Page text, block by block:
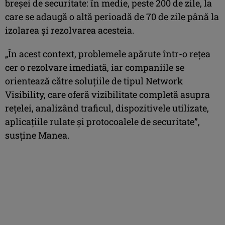
breșei de securitate: în medie, peste 200 de zile, la
care se adaugă o altă perioadă de 70 de zile până la
izolarea și rezolvarea acesteia.
„În acest context, problemele apărute într-o rețea
cer o rezolvare imediată, iar companiile se
orientează către soluțiile de tipul Network
Visibility, care oferă vizibilitate completă asupra
rețelei, analizând traficul, dispozitivele utilizate,
aplicațiile rulate și protocoalele de securitate”,
susţine Manea.